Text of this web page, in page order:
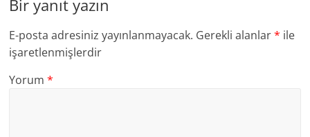
Bir yanıt yazın
E-posta adresiniz yayınlanmayacak. Gerekli alanlar* ile
işaretlenmişlerdir
Yorum*